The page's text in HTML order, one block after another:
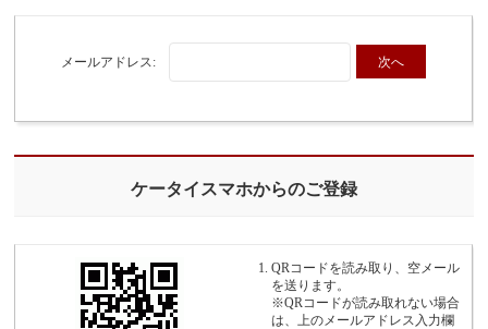
メールアドレス:
ケータイスマホからのご登録
QRコードを読み取り、空メール
を送ります。
※QRコードが読み取れない場合
は、上のメールアドレス入力欄